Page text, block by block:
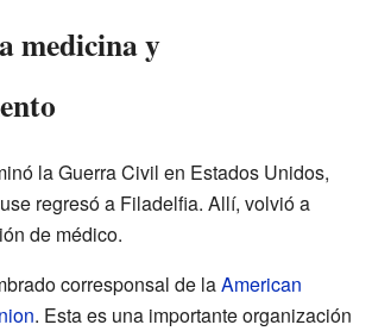
medicina y
la Guerra Civil en Estados Unidos,
regresó a Filadelfia. Allí, volvió a
de médico.
corresponsal de laAmerican
. Esta es una importante organización